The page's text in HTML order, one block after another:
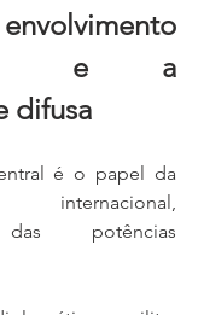
e a
difusa
é o papel da
das potências